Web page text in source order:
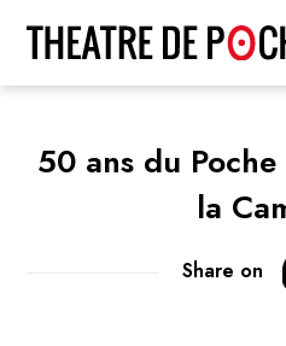
50 ans du
la
Share on